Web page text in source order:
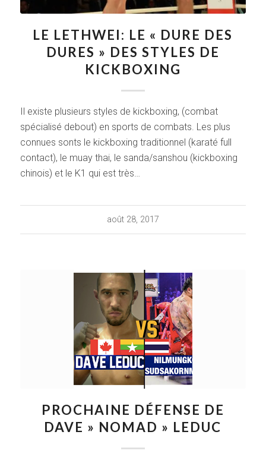
LE LETHWEI: LE « DURE DES
DURES » DES STYLES DE
KICKBOXING
Il existe plusieurs styles de kickboxing, (combat
spécialisé debout) en sports de combats. Les plus
connues sonts le kickboxing traditionnel (karaté full
contact), le muay thai, le sanda/sanshou (kickboxing
chinois) et le K1 qui est très…
août 28, 2017
PROCHAINE DÉFENSE DE
DAVE » NOMAD » LEDUC